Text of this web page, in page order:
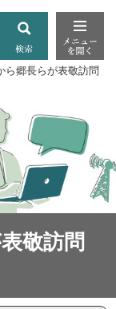
ら郷長らが表敬訪問
敬訪問